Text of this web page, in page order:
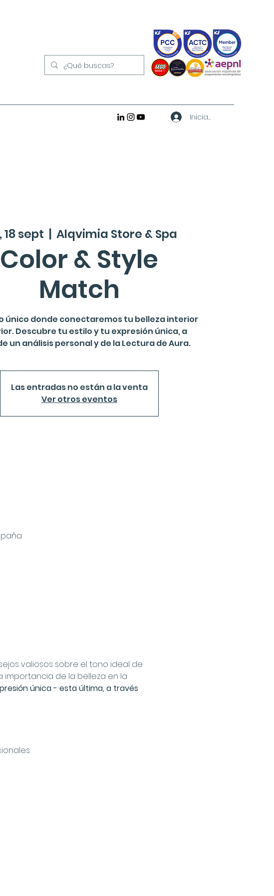
Iniciar sesión
18 sept Alqvimia Store & Spa
Color & Style
Match
único donde conectaremos tu belleza interior
Descubre tu estilo y tu expresión única, a
un análisis personal y de la Lectura de Aura.
Las entradas no están a la venta
Ver otros eventos
valiosos sobre el tono ideal de
importancia de la belleza en la
única - esta última, a través